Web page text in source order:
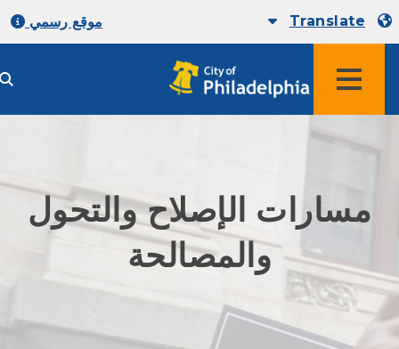
موقع رسمي Translate
مسارات الإصلاح والتحول
والمصالحة